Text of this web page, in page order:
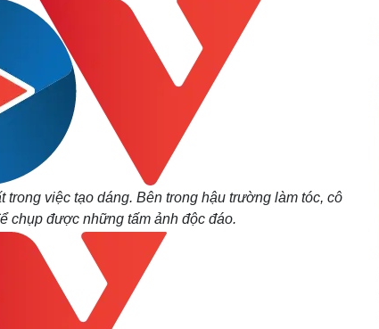
việc tạo dáng. Bên trong hậu trường làm tóc, cô
chụp được những tấm ảnh độc đáo.